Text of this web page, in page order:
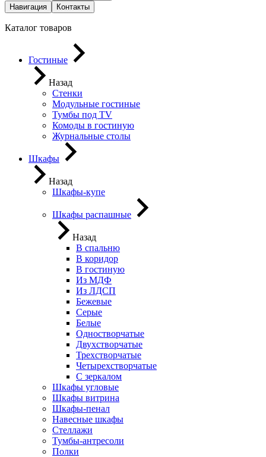
Навигация Контакты
Каталог товаров
Гостиные
Назад
Стенки
Модульные гостиные
Тумбы под ТV
Комоды в гостиную
Журнальные столы
Шкафы
Назад
Шкафы-купе
Шкафы распашные
Назад
В спальню
В коридор
В гостиную
Из МДФ
Из ЛДСП
Бежевые
Серые
Белые
Одностворчатые
Двухстворчатые
Трехстворчатые
Четырехстворчатые
С зеркалом
Шкафы угловые
Шкафы витрина
Шкафы-пенал
Навесные шкафы
Стеллажи
Тумбы-антресоли
Полки